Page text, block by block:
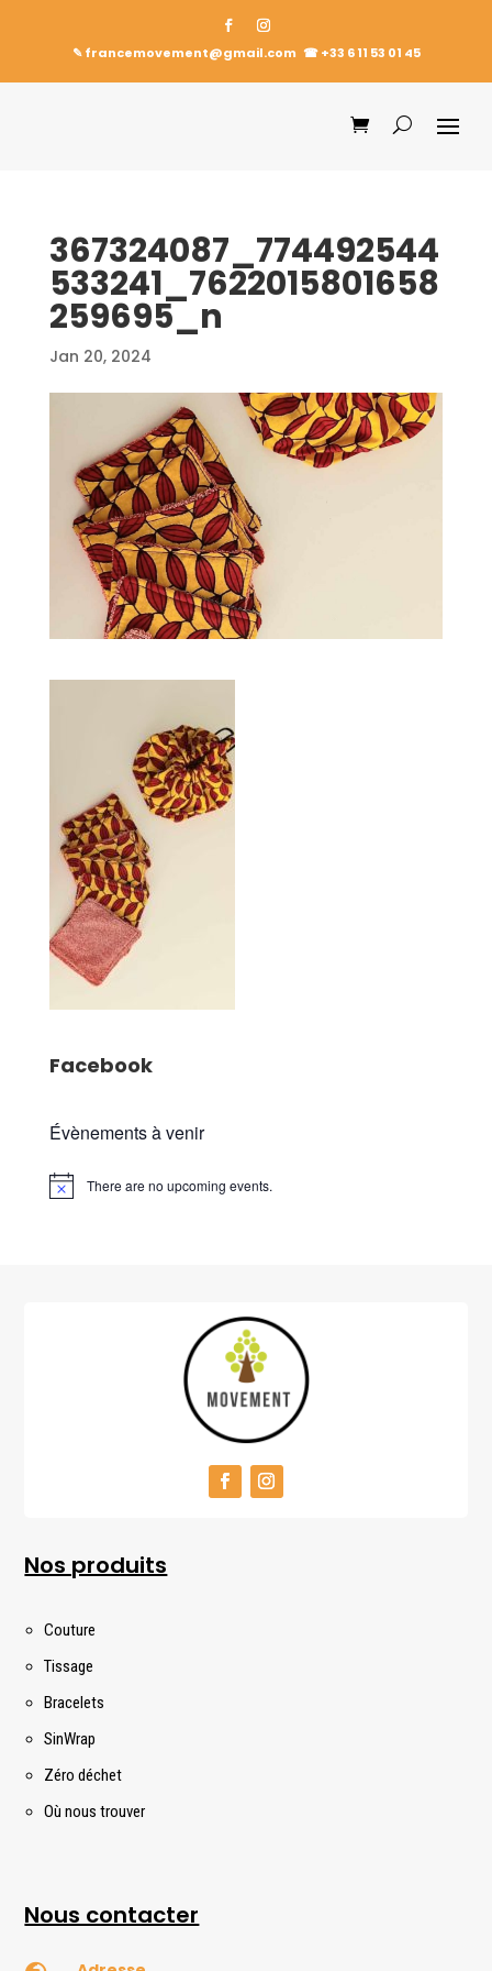
✎ francemovement@gmail.com ☎︎+33 6 11 53 01 45
367324087_774492544
533241_7622015801658
259695_n
Jan 20, 2024
Facebook
Évènements à venir
There are no upcoming events.
Nos produits
Couture
Tissage
Bracelets
SinWrap
Zéro déchet
Où nous trouver
Nous contacter